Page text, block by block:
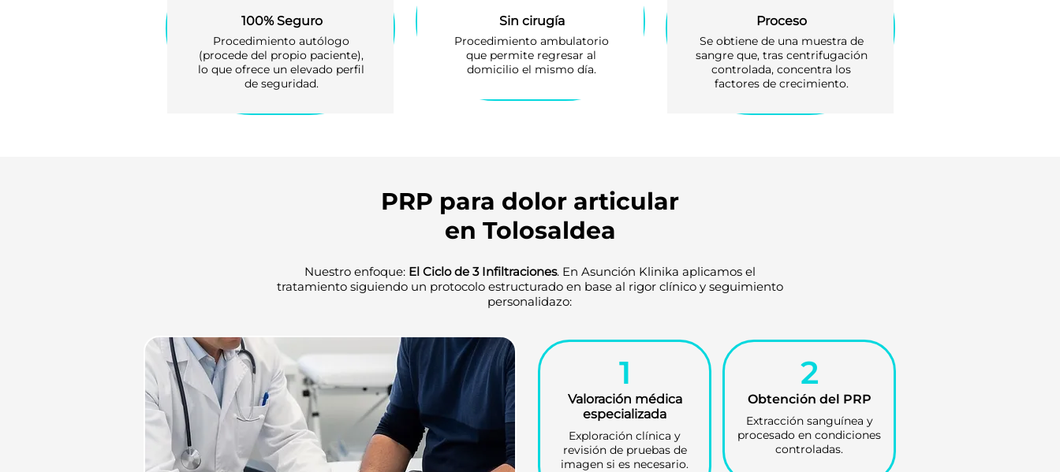
100% Seguro
Procedimiento autólogo
(procede del propio paciente),
lo que ofrece un elevado perfil
de seguridad.
Sin cirugía
Procedimiento ambulatorio
que permite regresar al
domicilio el mismo día.
Proceso
Se obtiene de una muestra de
sangre que, tras centrifugación
controlada, concentra los
factores de crecimiento.
PRP para dolor articular
en Tolosaldea
Nuestro enfoque: El Ciclo de 3 Infiltraciones. En Asunción Klinika aplicamos el
tratamiento siguiendo un protocolo estructurado en base al rigor clínico y seguimiento
personalidazo:
1
Valoración médica
especializada
Exploración clínica y
revisión de pruebas de
imagen si es necesario.
2
Obtención del PRP
Extracción sanguínea y
procesado en condiciones
controladas.